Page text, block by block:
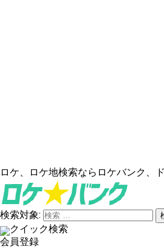
ロケ、ロケ地検索ならロケバンク、
検索対象:
クイック検索
会員登録